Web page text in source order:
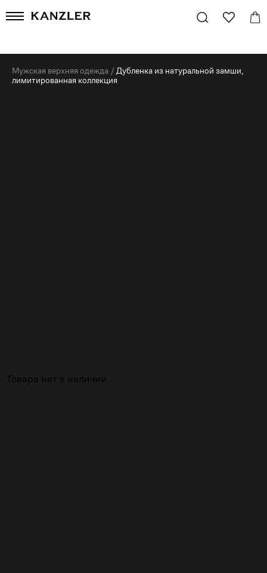
Мужская верхняя одежда / Дубленка из натуральной замши,
лимитированная коллекция
Товара нет в наличии